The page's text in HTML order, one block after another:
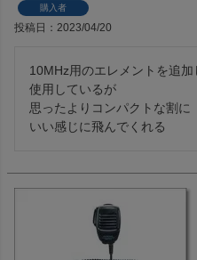
購入者
投稿日 2023/04/20
10MHz用のエレメントを追
使用しているが
思ったよりコンパクトな割に
いい感じに飛んでくれる